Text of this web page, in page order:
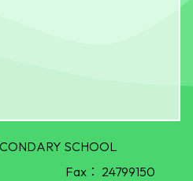
SCHOOL
Fax： 24799150